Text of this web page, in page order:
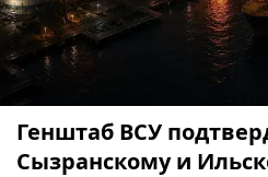
Генштаб ВСУ
Сызранскому и